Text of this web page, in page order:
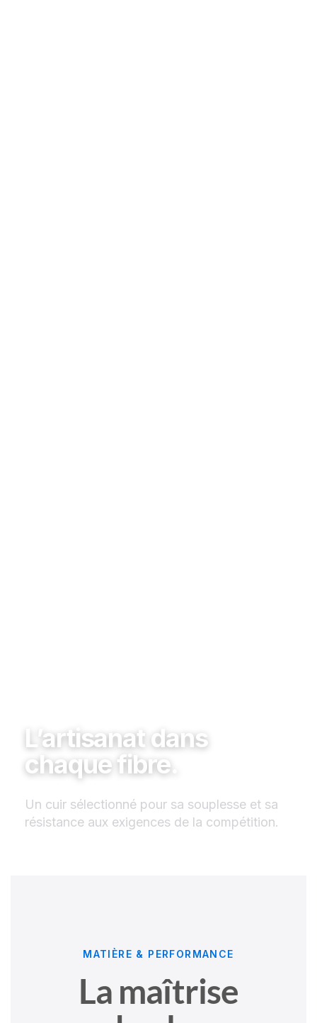
L’artisanat dans
chaque fibre.
Un cuir sélectionné pour sa souplesse et sa
résistance aux exigences de la compétition.
MATIÈRE & PERFORMANCE
La maîtrise